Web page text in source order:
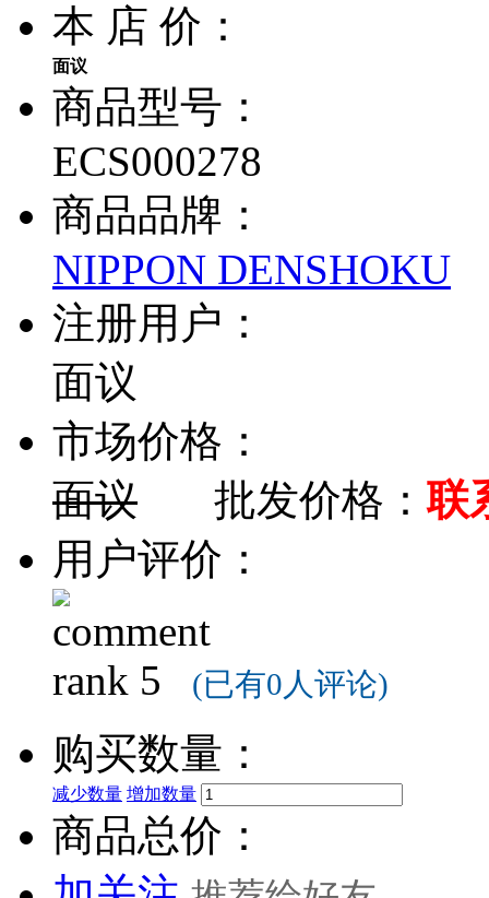
本 店 价：
面议
商品型号：
ECS000278
商品品牌：
NIPPON DENSHOKU
注册用户：
面议
市场价格：
面议
批发价格：联
用户评价：
(已有0人评论)
购买数量：
减少数量 增加数量
商品总价：